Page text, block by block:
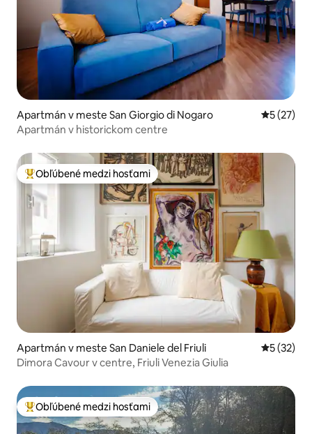
Apartmán v meste San Giorgio di Nogaro
5 (27)
Apartmán v historickom centre
Najobľúbenejšie medzi hosťami
Obľúbené medzi hosťami
Apartmán v meste San Daniele del Friuli
5 (32)
Dimora Cavour v centre, Friuli Venezia Giulia
Najobľúbenejšie medzi hosťami
Obľúbené medzi hosťami